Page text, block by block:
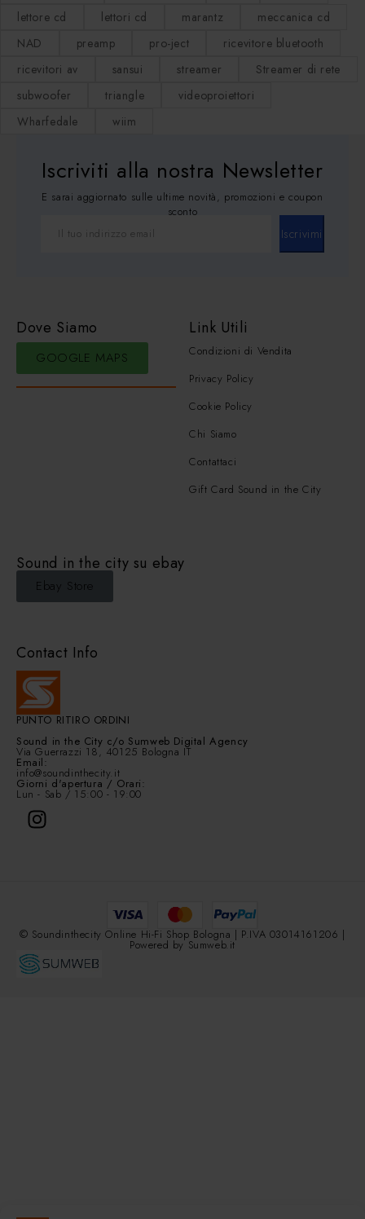
lettore cd
lettori cd marantz
meccanica cd
NAD
preamp pro-ject
ricevitore bluetooth
ricevitori av
sansui streamer
Streamer di rete
subwoofer
triangle
videoproiettori
Wharfedale
wiim
Iscriviti alla nostra Newsletter
E sarai aggiornato sulle ultime novità, promozioni e coupon
sconto
Iscrivimi
Contact Info
PUNTO RITIRO ORDINI
Sound in the City c/o Sumweb Digital Agency
Via Guerrazzi 18, 40125 Bologna IT
Email:
info@soundinthecity.it
Giorni d'apertura / Orari:
Lun - Sab / 15:00 - 19:00
Dove Siamo
GOOGLE MAPS
Link Utili
Condizioni di Vendita
Privacy Policy
Cookie Policy
Chi Siamo
Contattaci
Gift Card Sound in the City
Sound in the city su ebay
Ebay Store
© Soundinthecity Online Hi-Fi Shop Bologna | P.IVA 03014161206 |
Powered by Sumweb.it